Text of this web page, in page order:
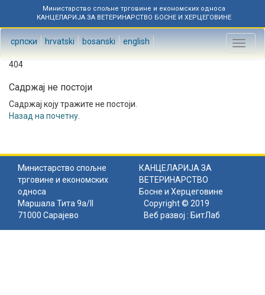
Министарство спољне трговине и економских односа
КАНЦЕЛАРИЈА ЗА ВЕТЕРИНАРСТВО БОСНЕ И ХЕРЦЕГОВИНЕ
српски hrvatski bosanski english
Toggle
404
Садржај не постоји
Садржај коју тражите не постоји.
Назад на почетну
Министарство спољне
трговине и економских
односа
КАНЦЕЛАРИЈА ЗА
ВЕТЕРИНАРСТВО
Босне и Херцеговине
Маршала Тита 9а/II
71000 Сарајево
Copyright © 2019
Веб развој : БитЛаб